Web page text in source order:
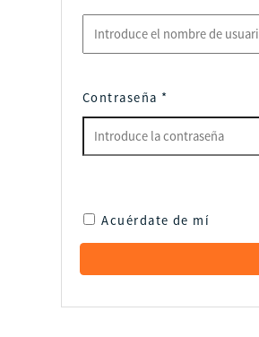
Contraseña *
Acuérdate de mí